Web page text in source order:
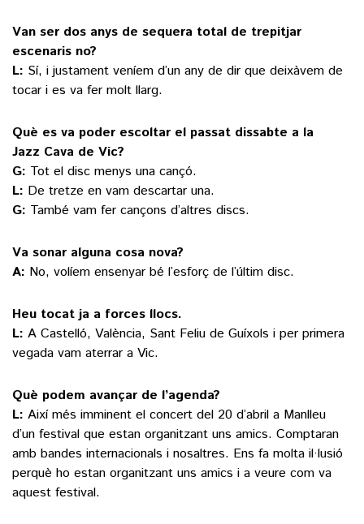
Van ser dos anys de sequera total de trepitjar
escenaris no?
L: Sí, i justament veníem d’un any de dir que deixàvem de
tocar i es va fer molt llarg.
Què es va poder escoltar el passat dissabte a la
Jazz Cava de Vic?
G: Tot el disc menys una cançó.
L: De tretze en vam descartar una.
G: També vam fer cançons d’altres discs.
Va sonar alguna cosa nova?
A: No, volíem ensenyar bé l’esforç de l’últim disc.
Heu tocat ja a forces llocs.
L: A Castelló, València, Sant Feliu de Guíxols i per primera
vegada vam aterrar a Vic.
Què podem avançar de l’agenda?
L: Així més imminent el concert del 20 d’abril a Manlleu
d’un festival que estan organitzant uns amics. Comptaran
amb bandes internacionals i nosaltres. Ens fa molta il·lusió
perquè ho estan organitzant uns amics i a veure com va
aquest festival.